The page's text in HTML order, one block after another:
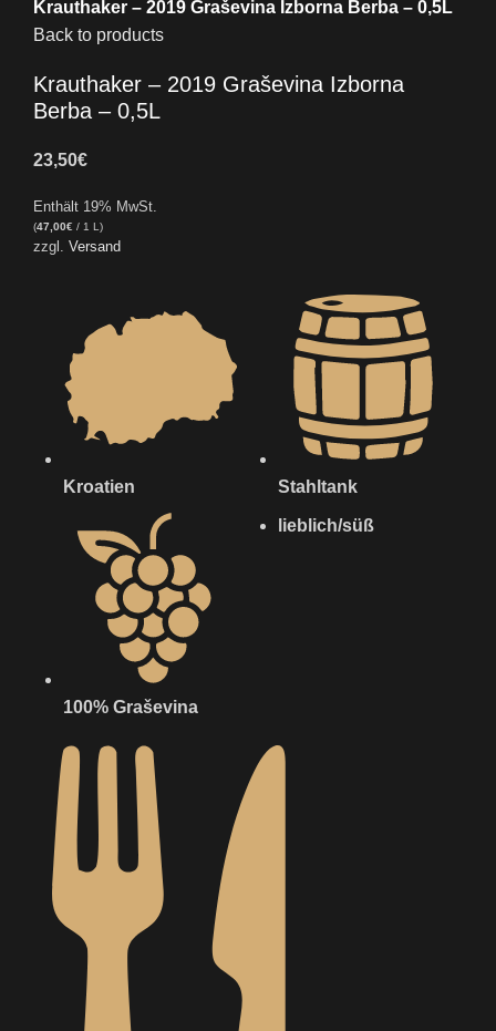
Krauthaker – 2019 Graševina Izborna Berba – 0,5L
Back to products
Krauthaker – 2019 Graševina Izborna
Berba – 0,5L
23,50€
Enthält 19% MwSt.
(47,00€ / 1 L)
zzgl. Versand
Kroatien
100% Graševina
Stahltank
lieblich/süß